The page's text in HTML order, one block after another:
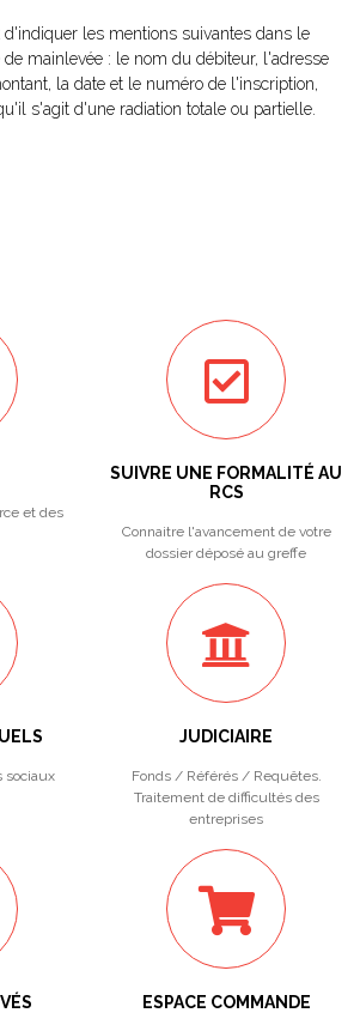
d'indiquer les mentions suivantes dans le
mainlevée : le nom du débiteur, l'adresse
la date et le numéro de l'inscription,
s'agit d'une radiation totale ou partielle.
et des
SUIVRE UNE FORMALITÉ AU
RCS
Connaitre l'avancement de votre
dossier déposé au greffe
sociaux
JUDICIAIRE
Fonds / Référés / Requêtes.
Traitement de difficultés des
entreprises
ESPACE COMMANDE